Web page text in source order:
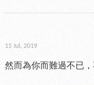
15 Jul, 2019
然而為你而難過不已